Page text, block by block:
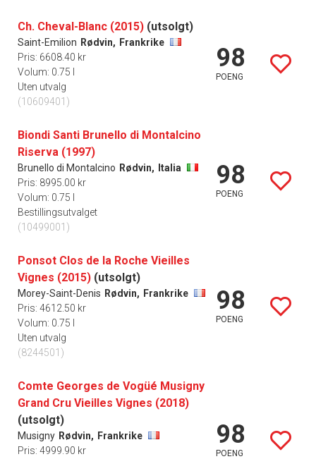
Ch. Cheval-Blanc (2015) (utsolgt)
Saint-Emilion Rødvin, Frankrike
Pris: 6608.40 kr
Volum: 0.75 l
Uten utvalg
(10609401)
98
POENG
Biondi Santi Brunello di Montalcino
Riserva (1997)
Brunello di Montalcino Rødvin,
Italia
Pris: 8995.00 kr
Volum: 0.75 l
Bestillingsutvalget
(10499001)
98
POENG
Ponsot Clos de la Roche Vieilles
Vignes (2015) (utsolgt)
Morey-Saint-Denis Rødvin, Frankrike
Pris: 4612.50 kr
Volum: 0.75 l
Uten utvalg
(8244501)
98
POENG
Comte Georges de Vogüé Musigny
Grand Cru Vieilles Vignes (2018)
(utsolgt)
Musigny Rødvin, Frankrike
Pris: 4999.90 kr
98
POENG